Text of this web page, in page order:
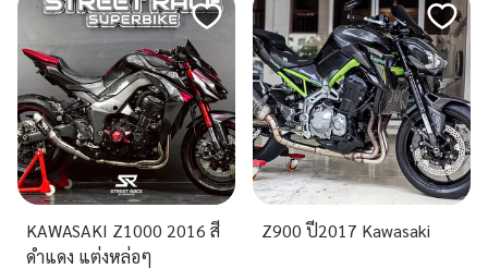
KAWASAKI Z1000 2016 สี
ดำแดง แต่งหล่อๆ
Z900 ปี2017 Kawasaki